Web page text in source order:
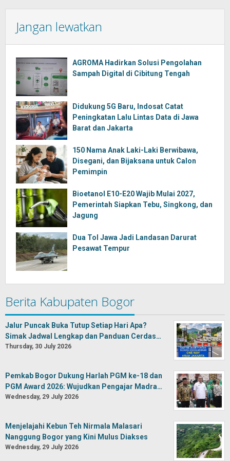
Jangan lewatkan
AGROMA Hadirkan Solusi Pengolahan
Sampah Digital di Cibitung Tengah
Didukung 5G Baru, Indosat Catat
Peningkatan Lalu Lintas Data di Jawa
Barat dan Jakarta
150 Nama Anak Laki-Laki Berwibawa,
Disegani, dan Bijaksana untuk Calon
Pemimpin
Bioetanol E10-E20 Wajib Mulai 2027,
Pemerintah Siapkan Tebu, Singkong, dan
Jagung
Dua Tol Jawa Jadi Landasan Darurat
Pesawat Tempur
Berita Kabupaten Bogor
Jalur Puncak Buka Tutup Setiap Hari Apa?
Simak Jadwal Lengkap dan Panduan Cerdas…
Thursday, 30 July 2026
Pemkab Bogor Dukung Harlah PGM ke-18 dan
PGM Award 2026: Wujudkan Pengajar Madra…
Wednesday, 29 July 2026
Menjelajahi Kebun Teh Nirmala Malasari
Nanggung Bogor yang Kini Mulus Diakses
Wednesday, 29 July 2026